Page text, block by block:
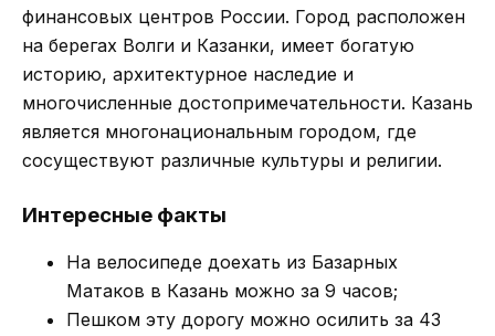
финансовых центров России. Город расположен
на берегах Волги и Казанки, имеет богатую
историю, архитектурное наследие и
многочисленные достопримечательности. Казань
является многонациональным городом, где
сосуществуют различные культуры и религии.
Интересные факты
На велосипеде доехать из Базарных
Матаков в Казань можно за 9 часов;
Пешком эту дорогу можно осилить за 43